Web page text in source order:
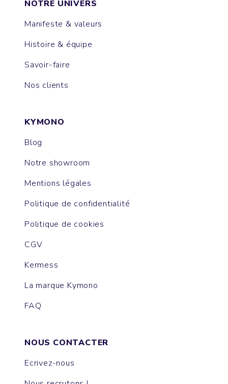
NOTRE UNIVERS
Manifeste & valeurs
Histoire & équipe
Savoir-faire
Nos clients
KYMONO
Blog
Notre showroom
Mentions légales
Politique de confidentialité
Politique de cookies
CGV
Kermess
La marque Kymono
FAQ
NOUS CONTACTER
Ecrivez-nous